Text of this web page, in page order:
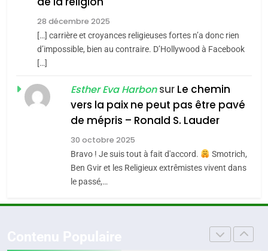
Accords d’Isaac:
l’alliance pourrait
s’étendre à 13 pays
d’Amérique latine
ISRAÉL JUDAISME
2025, l’année la plus
meurtrière selon le
FIÈRE, DIGNE ET RÉSILIENTE :
28 décembre 2025
[…] carrière et croyances religieuses fortes n’a donc rien
d’impossible, bien au contraire. D’Hollywood à Facebook
[…]
Esther Eva Harbonsur Le chemin
vers la paix ne peut pas être pavé
de mépris – Ronald S. Lauder
30 octobre 2025
Bravo ! Je suis tout à fait d'accord.
Smotrich,
Ben Gvir et les Religieux extrêmistes vivent dans
le passé,…
MA JUDAÏTE par Thérèse
Zrihen-Dvir
ISRAÉL
CE QUI NOUS MANQUE –
JUDAISME
Maroc : Les amandes de
Tafraout, le miel de Tadla
Azilal consacrés produits
du terroir
DAFINA MAROC
Oeil ravageur – Vanessa De